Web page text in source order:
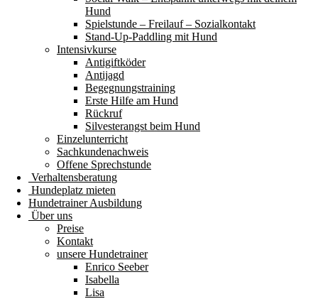
Hund
Spielstunde – Freilauf – Sozialkontakt
Stand-Up-Paddling mit Hund
Intensivkurse
Antigiftköder
Antijagd
Begegnungstraining
Erste Hilfe am Hund
Rückruf
Silvesterangst beim Hund
Einzelunterricht
Sachkundenachweis
Offene Sprechstunde
Verhaltensberatung
Hundeplatz mieten
Hundetrainer Ausbildung
Über uns
Preise
Kontakt
unsere Hundetrainer
Enrico Seeber
Isabella
Lisa